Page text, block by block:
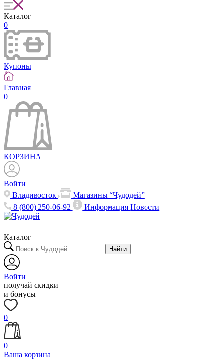
Каталог
0
Купоны
Главная
0
КОРЗИНА
Войти
Владивосток
Магазины “Чудодей”
8 (800) 250-06-92
ИнформацияНовости
Каталог
Найти
Войти
получай скидки
и бонусы
0
0
Ваша корзина